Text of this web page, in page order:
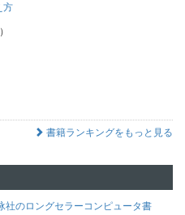
方
書籍ランキングをもっと見る
社のロングセラーコンピュータ書